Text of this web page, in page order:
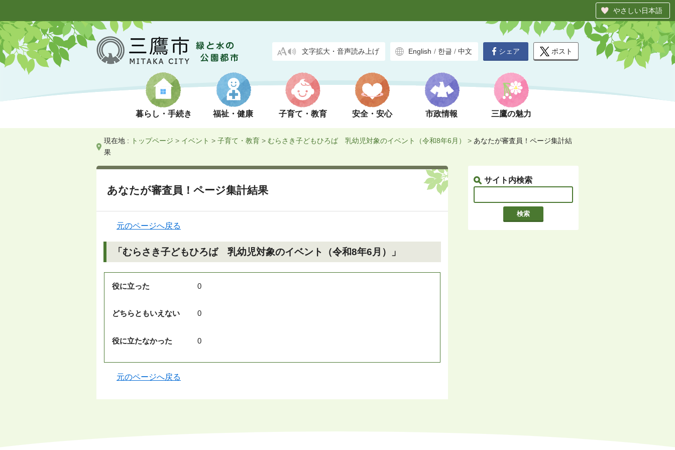
やさしい日本語
文字拡大・音声読み上げ English / 한글 / 中文
暮らし・手続き 福祉・健康 子育て・教育 安全・安心 市政情報 三鷹の魅力
シェア ポスト
現在地 : トップページ > イベント > 子育て・教育 > むらさき子どもひろば 乳幼児対象のイベント（令和8年6月） > あなたが審査員！ページ集計結
果
サイト内検索
あなたが審査員！ページ集計結果
元のページへ戻る
「むらさき子どもひろば 乳幼児対象のイベント（令和8年6月）」
役に立った 0
どちらともいえない 0
役に立たなかった 0
元のページへ戻る